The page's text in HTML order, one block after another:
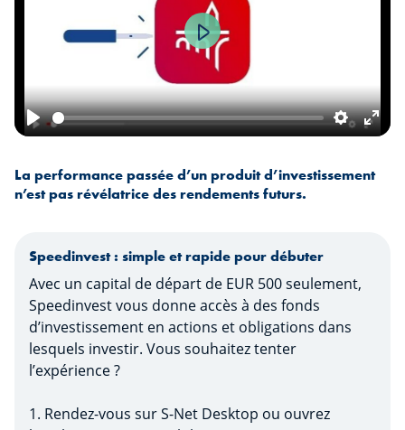
Play Settings
Play
La performance passée d’un produit d’investissement
n’est pas révélatrice des rendements futurs.
Speedinvest : simple et rapide pour débuter
Avec un capital de départ de EUR 500 seulement,
Speedinvest vous donne accès à des fonds
d’investissement en actions et obligations dans
lesquels investir. Vous souhaitez tenter
l’expérience ?
1. Rendez-vous sur S-Net Desktop ou ouvrez